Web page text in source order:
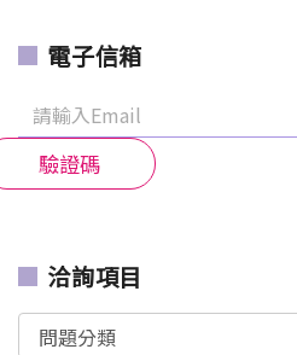
電子信箱
驗證碼
洽詢項目